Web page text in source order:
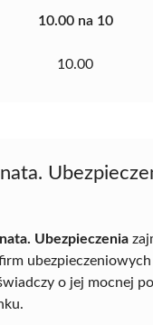
10.00 na 10
10.00
Ubezpieczenia
ubezpieczeniowych
o jej mocnej